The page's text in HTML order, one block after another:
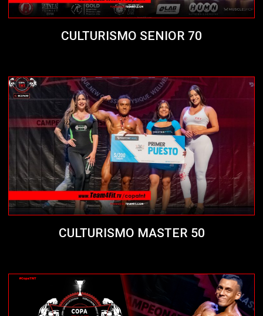
CULTURISMO SENIOR 70
CULTURISMO MASTER 50